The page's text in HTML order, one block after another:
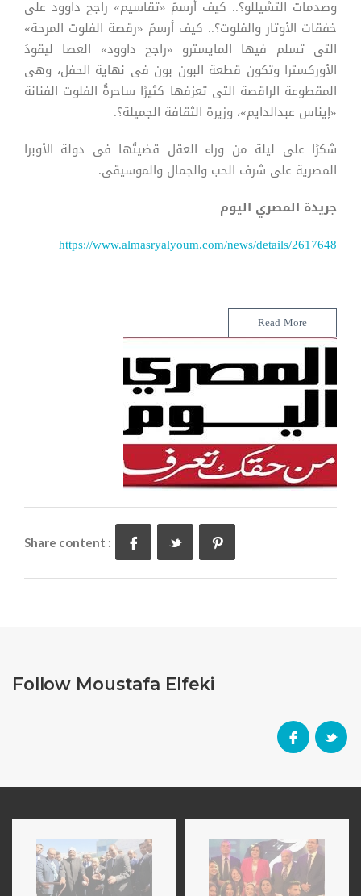
وصدمات التشيللو؟.. كيف أرسمُ «تقاسيم» راجح داوود على
خفقات الأوتار والفلوت؟.. كيف أرسمُ «رقصة الفلوت المرحة»
التى تسلم فيها المايسترو «راجح داوود» العصا ليقودَ
الأوركسترا وتكون قطعة البون بون فى نهاية الحفل، وهى
المقطوعة الراقصة التى تعزفها كثيرًا ساحرةُ الفلوت الفنانة
«إيناس عبدالدايم»، وزيرة الثقافة الجميلة؟.
شكرًا على ليلة من وراء العقل قضيتُها فى دولة الأوبرا
المصرية على شرف الحب والجمال والموسيقى.
جريدة المصري اليوم
https://www.almasryalyoum.com/news/details/2617648
Read More
Share content :
Follow Moustafa Elfeki